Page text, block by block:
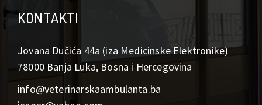
KONTAKTI
Jovana Dučića 44a (iza Medicinske Elektronike)
78000 Banja Luka, Bosna i Hercegovina
info@veterinarskaambulanta.ba